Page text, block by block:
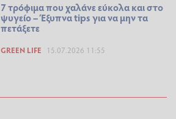
7 τρόφιμα που χαλάνε εύκολα και στο
ψυγείο – Έξυπνα tips για να μην τα
πετάξετε
GREEN LIFE 15.07.2026 11:55